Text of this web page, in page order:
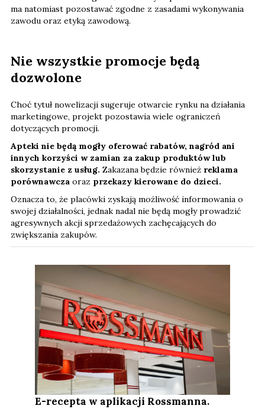
ma natomiast pozostawać zgodne z zasadami wykonywania
zawodu oraz etyką zawodową.
Nie wszystkie promocje będą
dozwolone
Choć tytuł nowelizacji sugeruje otwarcie rynku na działania
marketingowe, projekt pozostawia wiele ograniczeń
dotyczących promocji.
Apteki nie będą mogły oferować rabatów, nagród ani
innych korzyści w zamian za zakup produktów lub
skorzystanie z usług. Zakazana będzie również reklama
porównawcza oraz przekazy kierowane do dzieci.
Oznacza to, że placówki zyskają możliwość informowania o
swojej działalności, jednak nadal nie będą mogły prowadzić
agresywnych akcji sprzedażowych zachęcających do
zwiększania zakupów.
E-recepta w aplikacji Rossmanna.